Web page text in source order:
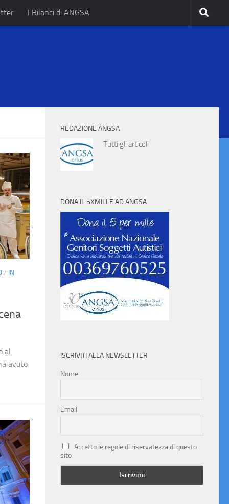
I Bilanci di ANGSA
/ IN
al
avuto
REDAZIONE ANGSA
Tutti gli articoli
DONA IL 5XMILLE AD ANGSA
ISCRIVITI ALLA NEWSLETTER
Nome
Email
Accetto le regole di riservatezza di questo
sito